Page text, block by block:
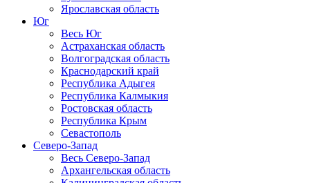
Ярославская область
Юг
Весь Юг
Астраханская область
Волгоградская область
Краснодарский край
Республика Адыгея
Республика Калмыкия
Ростовская область
Республика Крым
Севастополь
Северо-Запад
Весь Северо-Запад
Архангельская область